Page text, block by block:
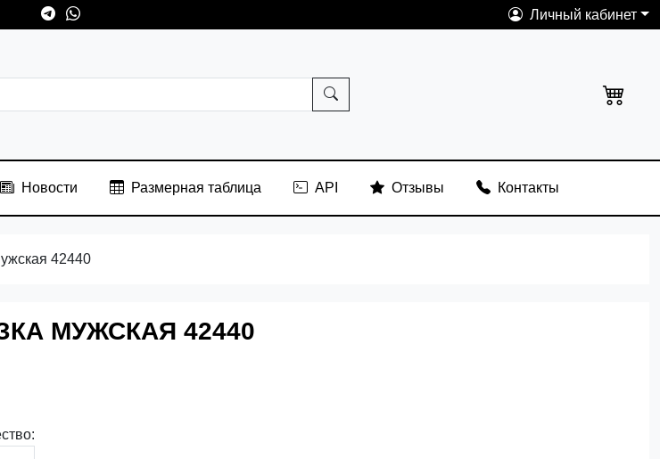
Личный кабинет
Новости Размерная таблица API Отзывы Контакты
42440
МУЖСКАЯ 42440